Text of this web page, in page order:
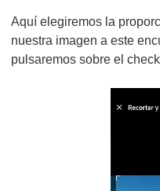
Aquí elegiremos la
nuestra imagen a este
pulsaremos sobre el